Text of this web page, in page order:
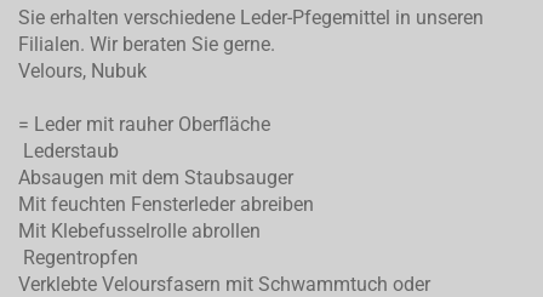
Sie erhalten verschiedene Leder-Pfegemittel in unseren
Filialen. Wir beraten Sie gerne.
Velours, Nubuk
= Leder mit rauher Oberfläche
Lederstaub
Absaugen mit dem Staubsauger
Mit feuchten Fensterleder abreiben
Mit Klebefusselrolle abrollen
Regentropfen
Verklebte Veloursfasern mit Schwammtuch oder